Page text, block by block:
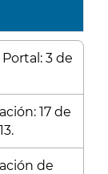
3 de
17 de
de